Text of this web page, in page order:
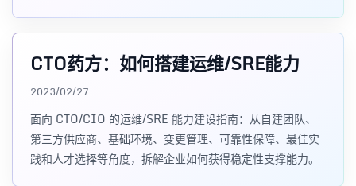
CTO药方：如何搭建运维/SRE能力
2023/02/27
面向 CTO/CIO 的运维/SRE 能力建设指南：从自建团队、
第三方供应商、基础环境、变更管理、可靠性保障、最佳实
践和人才选择等角度，拆解企业如何获得稳定性支撑能力。